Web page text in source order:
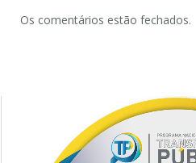
Os comentários estão fechados.